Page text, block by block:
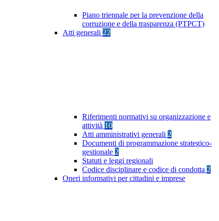
Piano triennale per la prevenzione della
corruzione e della trasparenza (PTPCT)
Atti generali 22
Riferimenti normativi su organizzazione e
attività 10
Atti amministrativi generali 2
Documenti di programmazione strategico-
gestionale 2
Statuti e leggi regionali
Codice disciplinare e codice di condotta 2
Oneri informativi per cittadini e imprese